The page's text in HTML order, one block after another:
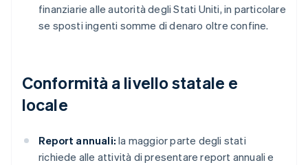
finanziarie alle autorità degli Stati Uniti, in particolare
se sposti ingenti somme di denaro oltre confine.
Conformità a livello statale e
locale
Report annuali: la maggior parte degli stati
richiede alle attività di presentare report annuali e